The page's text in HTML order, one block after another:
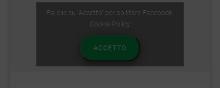
Fai clic su "Accetto" per abilitare Facebook
Cookie Policy
ACCETTO